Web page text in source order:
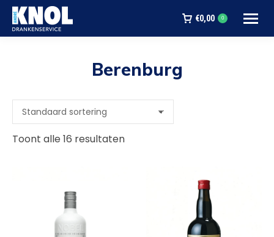
€0,00 0
Berenburg
Toont alle 16 resultaten